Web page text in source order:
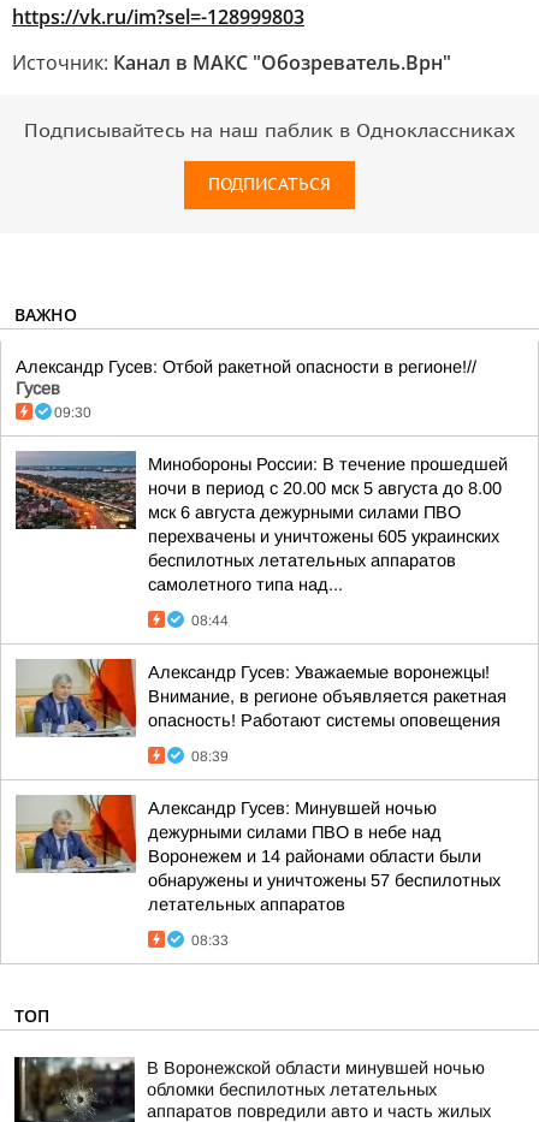
https://vk.ru/im?sel=-128999803
Источник: Канал в МАКС "Обозреватель.Врн"
Подписывайтесь на наш паблик в Одноклассниках
ПОДПИСАТЬСЯ
ВАЖНО
Александр Гусев: Отбой ракетной опасности в регионе!//
Гусев
09:30
Минобороны России: В течение прошедшей
ночи в период с 20.00 мск 5 августа до 8.00
мск 6 августа дежурными силами ПВО
перехвачены и уничтожены 605 украинских
беспилотных летательных аппаратов
самолетного типа над...
08:44
Александр Гусев: Уважаемые воронежцы!
Внимание, в регионе объявляется ракетная
опасность! Работают системы оповещения
08:39
Александр Гусев: Минувшей ночью
дежурными силами ПВО в небе над
Воронежем и 14 районами области были
обнаружены и уничтожены 57 беспилотных
летательных аппаратов
08:33
ТОП
В Воронежской области минувшей ночью
обломки беспилотных летательных
аппаратов повредили авто и часть жилых